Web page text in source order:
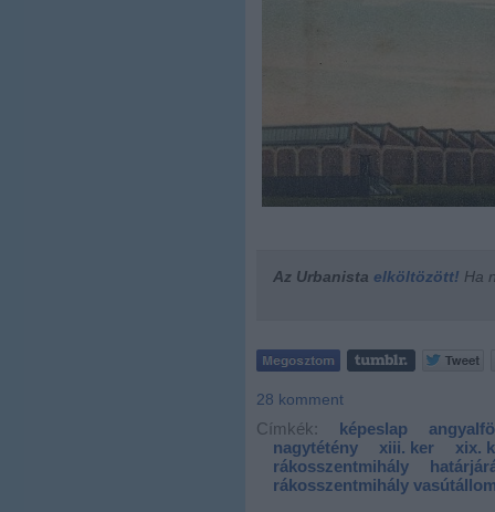
Az Urbanista elköltözött! Ha
28 komment
Címkék: képeslap
nagytétény
xiii. ker xix.
rákosszentmihály
rákosszentmihály